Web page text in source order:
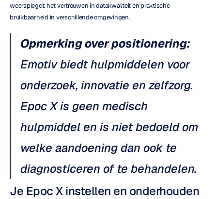
weerspiegelt het vertrouwen in datakwaliteit en praktische
bruikbaarheid in verschillende omgevingen.
Opmerking over positionering:
Emotiv biedt hulpmiddelen voor
onderzoek, innovatie en zelfzorg.
Epoc X is geen medisch
hulpmiddel en is niet bedoeld om
welke aandoening dan ook te
diagnosticeren of te behandelen.
Je Epoc X instellen en onderhouden